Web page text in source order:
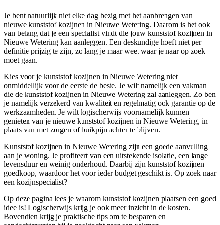
Je bent natuurlijk niet elke dag bezig met het aanbrengen van
nieuwe kunststof kozijnen in Nieuwe Wetering. Daarom is het ook
van belang dat je een specialist vindt die jouw kunststof kozijnen in
Nieuwe Wetering kan aanleggen. Een deskundige hoeft niet per
definitie prijzig te zijn, zo lang je maar weet waar je naar op zoek
moet gaan.
Kies voor je kunststof kozijnen in Nieuwe Wetering niet
onmiddellijk voor de eerste de beste. Je wilt namelijk een vakman
die de kunststof kozijnen in Nieuwe Wetering zal aanleggen. Zo ben
je namelijk verzekerd van kwaliteit en regelmatig ook garantie op de
werkzaamheden. Je wilt logischerwijs voornamelijk kunnen
genieten van je nieuwe kunststof kozijnen in Nieuwe Wetering, in
plaats van met zorgen of buikpijn achter te blijven.
Kunststof kozijnen in Nieuwe Wetering zijn een goede aanvulling
aan je woning. Je profiteert van een uitstekende isolatie, een lange
levensduur en weinig onderhoud. Daarbij zijn kunststof kozijnen
goedkoop, waardoor het voor ieder budget geschikt is. Op zoek naar
een kozijnspecialist?
Op deze pagina lees je waarom kunststof kozijnen plaatsen een goed
idee is! Logischerwijs krijg je ook meer inzicht in de kosten.
Bovendien krijg je praktische tips om te besparen en